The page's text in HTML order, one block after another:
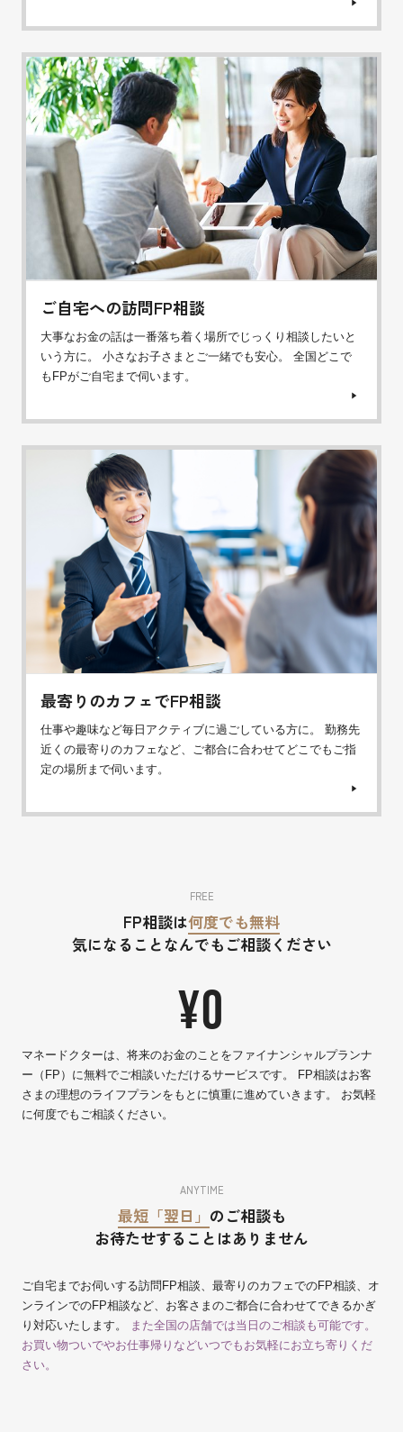
ご自宅への訪問FP相談
大事なお金の話は一番落ち着く場所でじっくり相談したいと
いう方に。 小さなお子さまとご一緒でも安心。 全国どこで
もFPがご自宅まで伺います。
最寄りのカフェでFP相談
仕事や趣味など毎日アクティブに過ごしている方に。 勤務先
近くの最寄りのカフェなど、ご都合に合わせてどこでもご指
定の場所まで伺います。
FREE
FP相談は何度でも無料
気になることなんでもご相談ください
マネードクターは、将来のお金のことをファイナンシャルプランナ
ー（FP）に無料でご相談いただけるサービスです。 FP相談はお客
さまの理想のライフプランをもとに慎重に進めていきます。 お気軽
に何度でもご相談ください。
¥0
ANYTIME
最短「翌日」 のご相談も
お待たせすることはありません
ご自宅までお伺いする訪問FP相談、最寄りのカフェでのFP相談、オ
ンラインでのFP相談など、お客さまのご都合に合わせてできるかぎ
り対応いたします。
また全国の店舗では当日のご相談も可能です。
お買い物ついでやお仕事帰りなどいつでもお気軽にお立ち寄りくだ
さい。